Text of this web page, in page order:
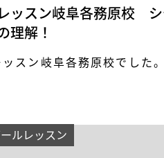
ッスン岐阜各務原校
理解！
スン岐阜各務原校でした。
ルレッスン